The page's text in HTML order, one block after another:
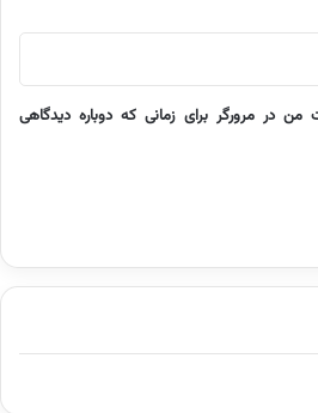
در مرورگر برای زمانی که دوباره دیدگاهی